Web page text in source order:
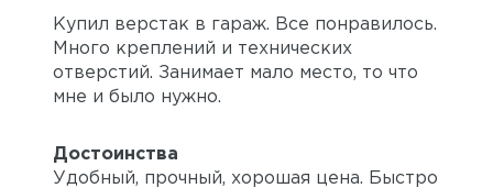
Купил верстак в гараж. Все понравилось.
Много креплений и технических
отверстий. Занимает мало место, то что
мне и было нужно.
Достоинства
Удобный, прочный, хорошая цена. Быстро